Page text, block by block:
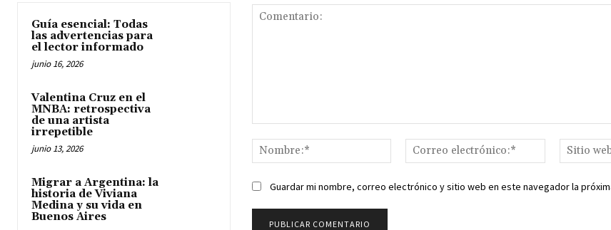
Guía esencial: Todas
las advertencias para
el lector informado
junio 16, 2026
Valentina Cruz en el
MNBA: retrospectiva
de una artista
irrepetible
junio 13, 2026
Migrar a Argentina: la
historia de Viviana
Medina y su vida en
Buenos Aires
Nombre:*
Correo
electrónico:*
Guardar mi nombre, correo electrónico y sitio web en este navegador la